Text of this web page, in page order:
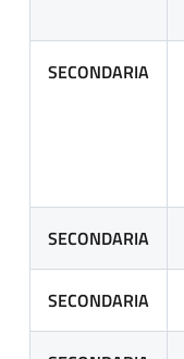
SECONDARIA
SECONDARIA
SECONDARIA